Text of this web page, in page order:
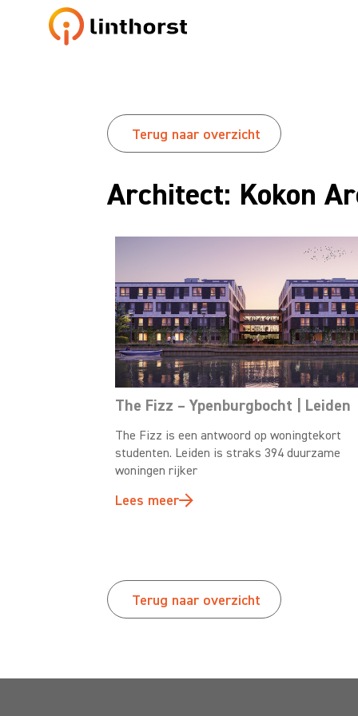
Terug naar overzicht
Architect: Kokon
The Fizz – Ypenburgbocht | Leiden
The Fizz is een antwoord op woningtekort
studenten. Leiden is straks 394 duurzame
woningen rijker
Lees meer
Terug naar overzicht